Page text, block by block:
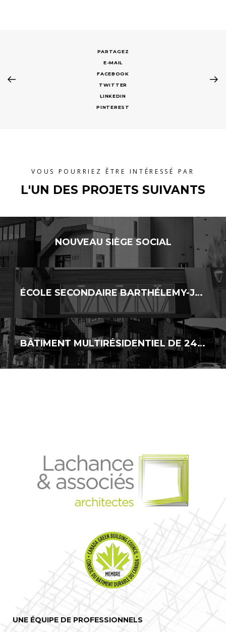
E-MAIL
FACEBOOK
TWITTER
LINKEDIN
PINTEREST
VOUS POURRIEZ ÊTRE INTÉRESSÉ PAR
L'UN DES PROJETS SUIVANTS
NOUVEAU SIÈGE SOCIAL
ÉCOLE SECONDAIRE BARTHÉLEMY-JOLIETTE – AJOUT DE CLASSES MODULAIRES
BÂTIMENT MULTIRÉSIDENTIEL DE 24 LOGEMENTS
UNE ÉQUIPE DE PROFESSIONNELS